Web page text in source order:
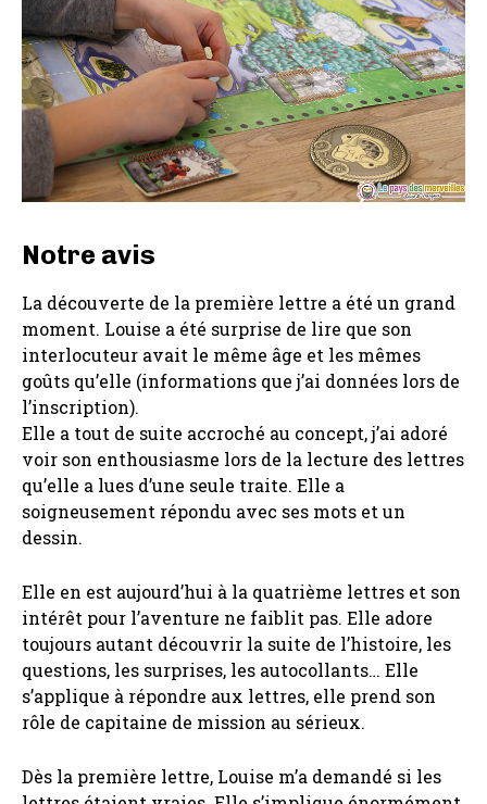
Notre avis
La découverte de la première lettre a été un grand
moment. Louise a été surprise de lire que son
interlocuteur avait le même âge et les mêmes
goûts qu’elle (informations que j’ai données lors de
l’inscription).
Elle a tout de suite accroché au concept, j’ai adoré
voir son enthousiasme lors de la lecture des lettres
qu’elle a lues d’une seule traite. Elle a
soigneusement répondu avec ses mots et un
dessin.
Elle en est aujourd’hui à la quatrième lettres et son
intérêt pour l’aventure ne faiblit pas. Elle adore
toujours autant découvrir la suite de l’histoire, les
questions, les surprises, les autocollants… Elle
s’applique à répondre aux lettres, elle prend son
rôle de capitaine de mission au sérieux.
Dès la première lettre, Louise m’a demandé si les